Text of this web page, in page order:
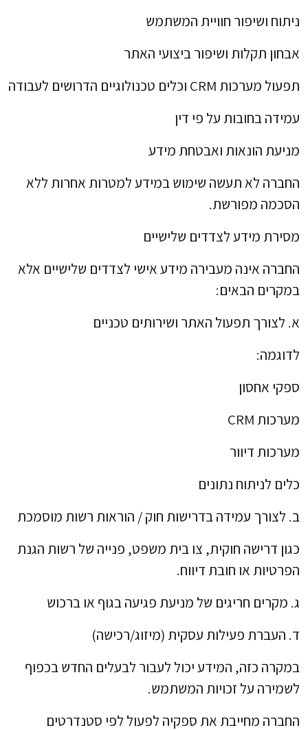
ניתוח ושיפור חוויית המשתמש
אבחון תקלות ושיפור ביצועי האתר
תפעול מערכות CRM וכלים טכנולוגיים הדרושים לעבודה
עמידה בחובות על פי דין
מניעת הונאות ואבטחת מידע
החברה לא תעשה שימוש במידע למטרות אחרות ללא
הסכמה מפורשת.
מסירת מידע לצדדים שלישיים
החברה אינה מעבירה מידע אישי לצדדים שלישיים אלא
במקרים הבאים:
א. לצורך תפעול האתר ושירותים טכניים
לדוגמה:
ספקי אחסון
מערכות CRM
מערכות דיוור
כלים לניתוח נתונים
ב. לצורך עמידה בדרישות חוק / הוראות רשות מוסמכת
כגון דרישה חוקית, צו בית משפט, פנייה של רשות הגנת
הפרטיות או חובת דיווח.
ג. מקרים חריגים של מניעת פגיעה בגוף או ברכוש
ד. העברת פעילות עסקית (מיזוג/רכישה)
במקרה כזה, המידע יכול לעבור לבעלים החדש בכפוף
לשמירה על זכויות המשתמש.
החברה מחייבת את ספקיה לפעול לפי סטנדרטים